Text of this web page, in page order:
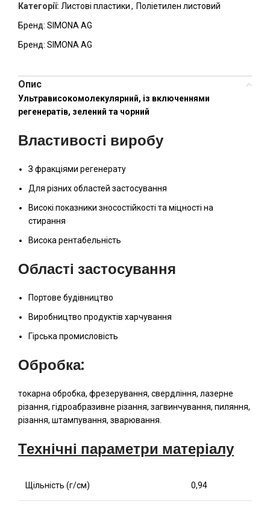
Категорії: Листові пластики, Поліетилен листовий
Бренд: SIMONA AG
Бренд: SIMONA AG
Опис
Ультрависокомолекулярний, із включеннями
регенератів, зелений та чорний
Властивості виробу
З фракціями регенерату
Для різних областей застосування
Високі показники зносостійкості та міцності на
стирання
Висока рентабельність
Області застосування
Портове будівництво
Виробництво продуктів харчування
Гірська промисловість
Обробка:
токарна обробка, фрезерування, свердління, лазерне
різання, гідроабразивне різання, загвинчування, пиляння,
різання, штампування, зварювання.
Технічні параметри матеріалу
Щільність (г/см) 0,94